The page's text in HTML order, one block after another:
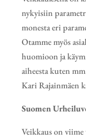
nykyisiin
monesta eri
Otamme myös
huomioon ja
aiheesta kuten
Kari Rajainmäen
Suomen
Veikkaus on